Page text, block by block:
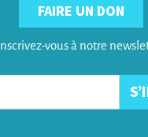
FAIRE UN DON
Inscrivez-vous à notre